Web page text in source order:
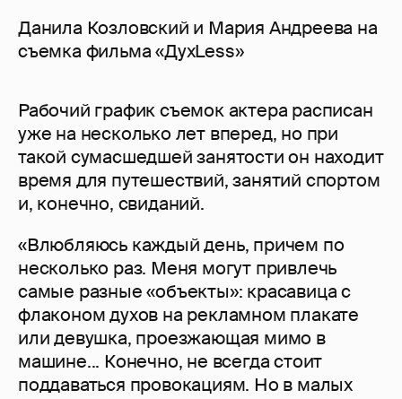
Данила Козловский и Мария Андреева на
съемка фильма «ДухLess»
Рабочий график съемок актера расписан
уже на несколько лет вперед, но при
такой сумасшедшей занятости он находит
время для путешествий, занятий спортом
и, конечно, свиданий.
«Влюбляюсь каждый день, причем по
несколько раз. Меня могут привлечь
самые разные «объекты»: красавица с
флаконом духов на рекламном плакате
или девушка, проезжающая мимо в
машине... Конечно, не всегда стоит
поддаваться провокациям. Но в малых